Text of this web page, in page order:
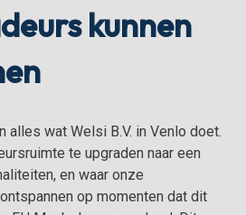
kunnen
alles wat Welsi B.V. in Venlo doet.
te upgraden naar een
en waar onze
op momenten dat dit